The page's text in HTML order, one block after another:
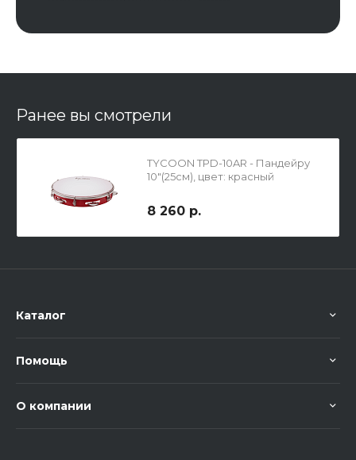
Ранее вы смотрели
TYCOON TPD-10AR - Пандейру
10"(25см), цвет: красный
8 260 р.
Каталог
Помощь
О компании